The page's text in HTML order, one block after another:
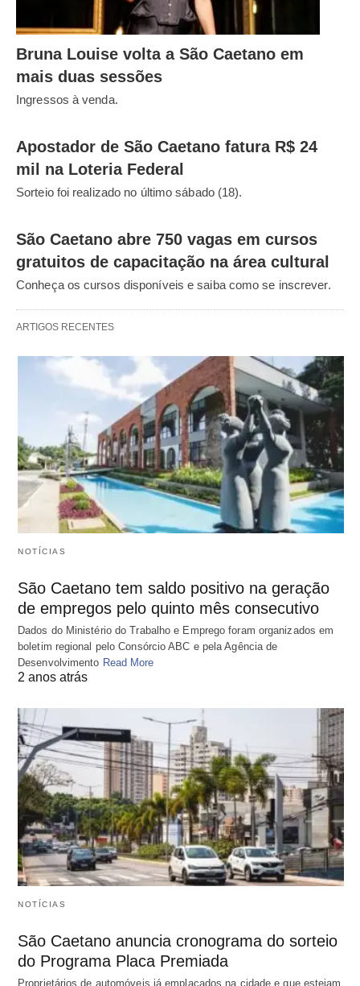
Bruna Louise volta a São Caetano em
mais duas sessões
Ingressos à venda.
Apostador de São Caetano fatura R$ 24
mil na Loteria Federal
Sorteio foi realizado no último sábado (18).
São Caetano abre 750 vagas em cursos
gratuitos de capacitação na área cultural
Conheça os cursos disponíveis e saiba como se inscrever.
ARTIGOS RECENTES
NOTÍCIAS
São Caetano tem saldo positivo na geração
de empregos pelo quinto mês consecutivo
Dados do Ministério do Trabalho e Emprego foram organizados em
boletim regional pelo Consórcio ABC e pela Agência de
Desenvolvimento Read More
2 anos atrás
NOTÍCIAS
São Caetano anuncia cronograma do sorteio
do Programa Placa Premiada
Proprietários de automóveis já emplacados na cidade e que estejam